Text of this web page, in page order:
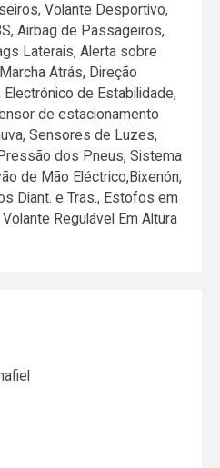
Volante Desportivo,
Airbag de Passageiros,
Laterais, Alerta sobre
Atrás, Direção
de Estabilidade,
de estacionamento
Sensores de Luzes,
dos Pneus, Sistema
de Mão Eléctrico,Bixenón,
Diant. e Tras., Estofos em
Regulável Em Altura